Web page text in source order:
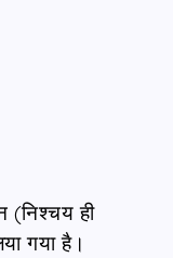
ही
गया है।